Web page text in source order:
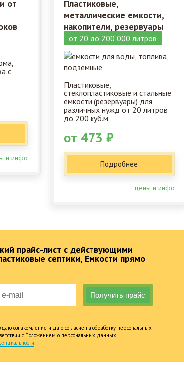
от
с
и инфо
Пластиковые,
металлические емкости,
накопители, резервуары
от 20 до 200 000 литров
Пластиковые,
стеклопластиковые и стальные
емкости (резервуары) для
различных нужд от 20 литров
до 200 куб.м.
от 473 ₽
Подробнее
↑ цены и инфо
прайс-лист с действующими
септики, Емкости прямо
ознакомление и даю согласие на обработку персональных
с Положением о персональных данных.